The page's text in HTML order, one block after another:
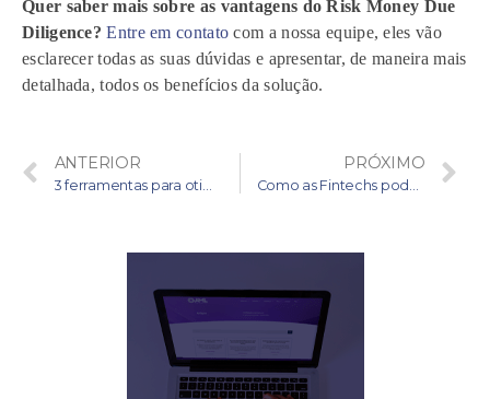
Quer saber mais sobre as vantagens do Risk Money Due
Diligence?Entre em contato com a nossa equipe, eles vão
esclarecer todas as suas dúvidas e apresentar, de maneira mais
detalhada, todos os benefícios da solução.
ANTERIOR
3 ferramentas para otimização de análise de risco em financeiras
PRÓXIMO
Como as Fintechs podem utilizar a tecnologia em processos de PLD-FT?